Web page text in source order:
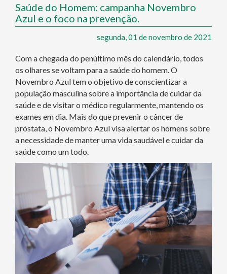
Saúde do Homem: campanha Novembro
Azul e o foco na prevenção.
segunda, 01 de novembro de 2021
Com a chegada do penúltimo mês do calendário, todos
os olhares se voltam para a saúde do homem. O
Novembro Azul tem o objetivo de conscientizar a
população masculina sobre a importância de cuidar da
saúde e de visitar o médico regularmente, mantendo os
exames em dia. Mais do que prevenir o câncer de
próstata, o Novembro Azul visa alertar os homens sobre
a necessidade de manter uma vida saudável e cuidar da
saúde como um todo.